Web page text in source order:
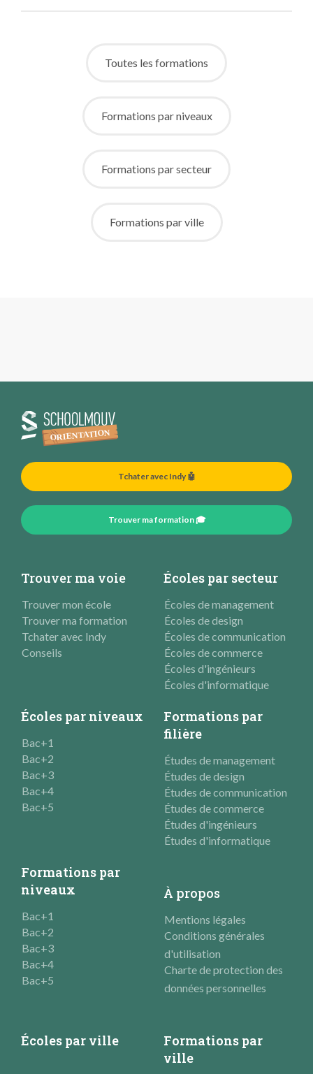
Toutes les formations
Formations par niveaux
Formations par secteur
Formations par ville
Tchater avec Indy 🤖
Trouver ma formation 🎓
Trouver ma voie
Trouver mon école
Trouver ma formation
Tchater avec Indy
Conseils
Écoles par secteur
Écoles de management
Écoles de design
Écoles de communication
Écoles de commerce
Écoles d'ingénieurs
Écoles d'informatique
Écoles par niveaux
Bac+1
Bac+2
Bac+3
Bac+4
Bac+5
Formations par
filière
Études de management
Études de design
Études de communication
Études de commerce
Études d'ingénieurs
Études d'informatique
Formations par
niveaux
Bac+1
Bac+2
Bac+3
Bac+4
Bac+5
À propos
Mentions légales
Conditions générales
d'utilisation
Charte de protection des
données personnelles
Écoles par ville
Formations par
ville